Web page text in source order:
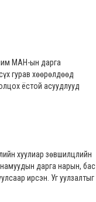
МАН-ын дарга
гурав хөөрөлдөөд
ёстой асуудлууд
хуулиар зөвшилцлийн
дарга нарын, бас
ирсэн. Уг уулзалтыг